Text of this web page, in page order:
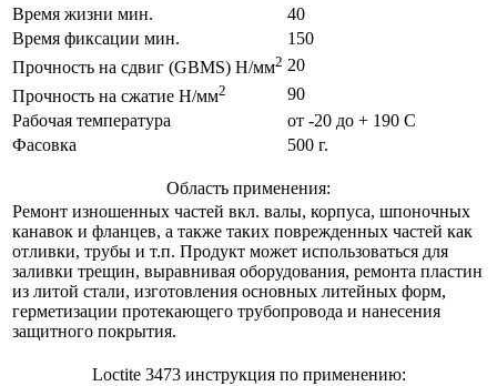
Время жизни мин.
40
Время фиксации мин.
150
Прочность на сдвиг (GBMS) Н/мм2 20
Прочность на сжатие Н/мм2
90
Рабочая температура
от -20 до + 190 С
Фасовка
500 г.
Область применения:
Ремонт изношенных частей вкл. валы, корпуса, шпоночных
канавок и фланцев, а также таких поврежденных частей как
отливки, трубы и т.п. Продукт может использоваться для
заливки трещин, выравнивая оборудования, ремонта пластин
из литой стали, изготовления основных литейных форм,
герметизации протекающего трубопровода и нанесения
защитного покрытия.
Loctite 3473 инструкция по применению: